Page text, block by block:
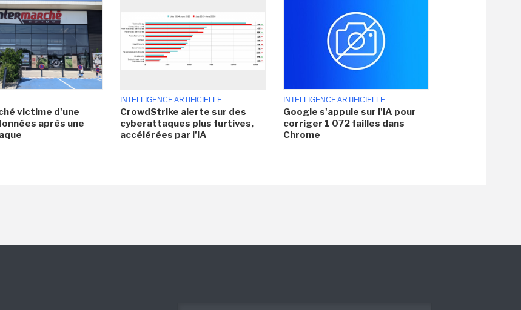
victime d'une
après une
INTELLIGENCE ARTIFICIELLE
CrowdStrike alerte sur des
cyberattaques plus furtives,
accélérées par l'IA
INTELLIGENCE ARTIFICIELLE
Google s'appuie sur l'IA pour
corriger 1 072 failles dans
Chrome